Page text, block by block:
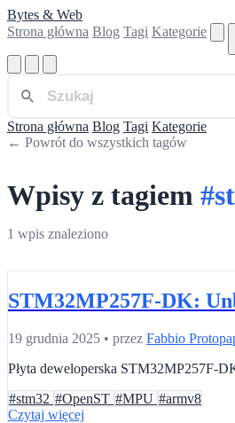
Bytes & Web
Strona główna Blog Tagi Kategorie
Strona główna Blog Tagi Kategorie
← Powrót do wszystkich tagów
Wpisy z tagiem
1 wpis znaleziono
STM32MP257F-DK:
19 grudnia 2025 • przez Fabbio
Płyta deweloperska STM32MP257F-
#stm32 #OpenST #MPU #armv8
Czytaj więcej